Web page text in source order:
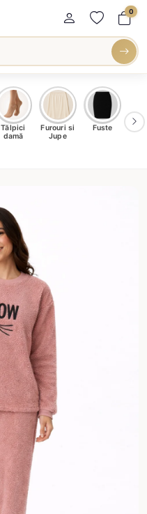
0
Tălpici
damă
Furouri si
Jupe
Fuste